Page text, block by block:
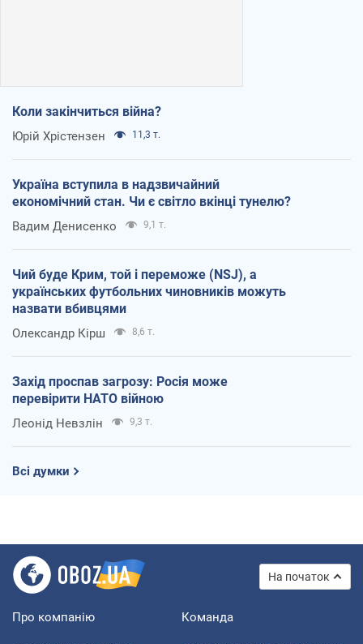
Коли закінчиться війна?
Юрій Хрістензен 11,3 т.
Україна вступила в надзвичайний
економічний стан. Чи є світло вкінці тунелю?
Вадим Денисенко 9,1 т.
Чий буде Крим, той і переможе (NSJ), а
українських футбольних чиновників можуть
назвати вбивцями
Олександр Кірш 8,6 т.
Захід проспав загрозу: Росія може
перевірити НАТО війною
Леонід Невзлін 9,3 т.
Всі думки
На початок
Про компанію Команда